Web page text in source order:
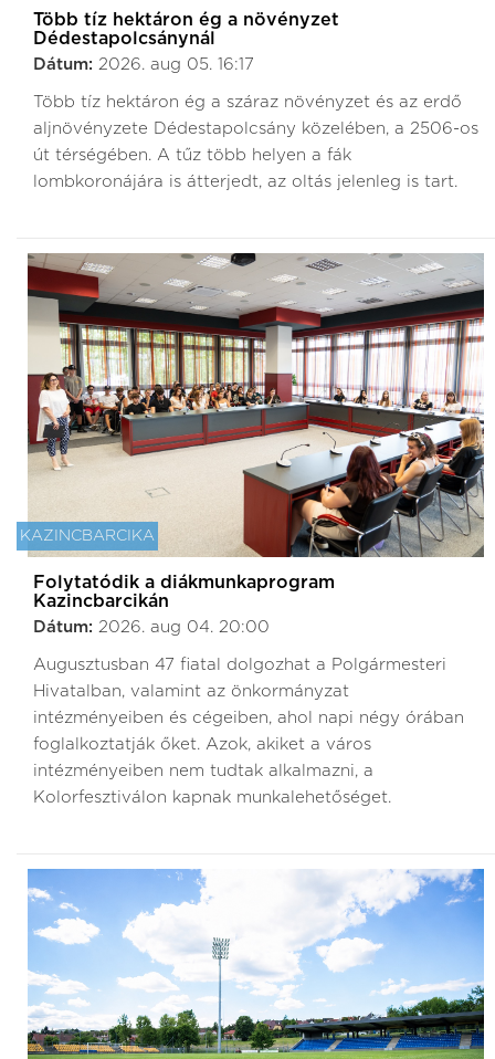
Több tíz hektáron ég a növényzet
Dédestapolcsánynál
Dátum: 2026. aug 05. 16:17
Több tíz hektáron ég a száraz növényzet és az erdő
aljnövényzete Dédestapolcsány közelében, a 2506-os
út térségében. A tűz több helyen a fák
lombkoronájára is átterjedt, az oltás jelenleg is tart.
KAZINCBARCIKA
Folytatódik a diákmunkaprogram
Kazincbarcikán
Dátum: 2026. aug 04. 20:00
Augusztusban 47 fiatal dolgozhat a Polgármesteri
Hivatalban, valamint az önkormányzat
intézményeiben és cégeiben, ahol napi négy órában
foglalkoztatják őket. Azok, akiket a város
intézményeiben nem tudtak alkalmazni, a
Kolorfesztiválon kapnak munkalehetőséget.